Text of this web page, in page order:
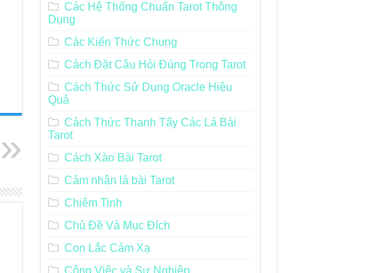
Các Hệ Thống Chuẩn Tarot Thông
Dụng
Các Kiến Thức Chung
Cách Đặt Câu Hỏi Đúng Trong Tarot
Cách Thức Sử Dụng Oracle Hiệu
Quả
Cách Thức Thanh Tẩy Các Lá Bài
Tarot
Cách Xào Bài Tarot
Cảm nhận lá bài Tarot
Chiêm Tinh
Chủ Đề Và Mục Đích
Con Lắc Cảm Xạ